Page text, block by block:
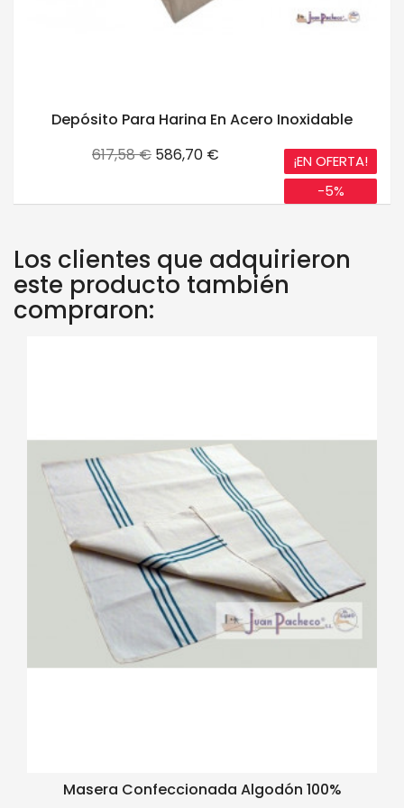
Depósito Para Harina En Acero Inoxidable
Precio
617,58 € Precio
586,70 €
¡EN OFERTA!
-5%
Los clientes que adquirieron
este producto también
compraron:
Masera Confeccionada Algodón 100%